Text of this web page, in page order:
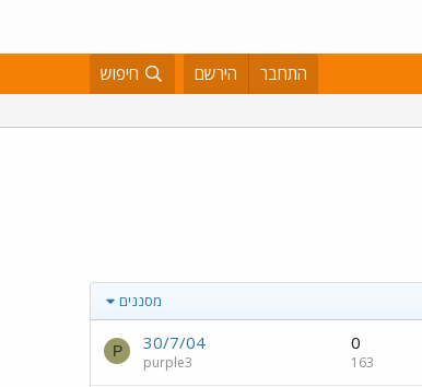
התחבר הירשם חיפוש
מסננים
0
163
30/7/04
purple3
P